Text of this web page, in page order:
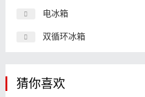
电冰箱
双循环冰箱
猜你喜欢